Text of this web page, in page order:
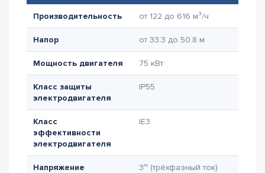
Производительность от 122 до 616 м³/ч
Напор от 33.3 до 50.8 м
Мощность двигателя 75 кВт
Класс защиты
электродвигателя
IP55
Класс
эффективности
электродвигателя
IE3
Напряжение 3~ (трёхфазный ток)